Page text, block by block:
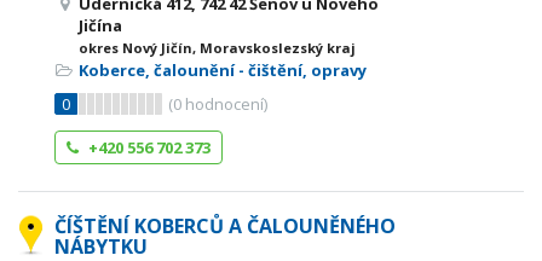
Jičína
okres Nový Jičín, Moravskoslezský kraj
Koberce, čalounění - čištění, opravy
0
(0 hodnocení)
+420 556 702 373
ČÍŠTĚNÍ KOBERCŮ A ČALOUNĚNÉHO
NÁBYTKU